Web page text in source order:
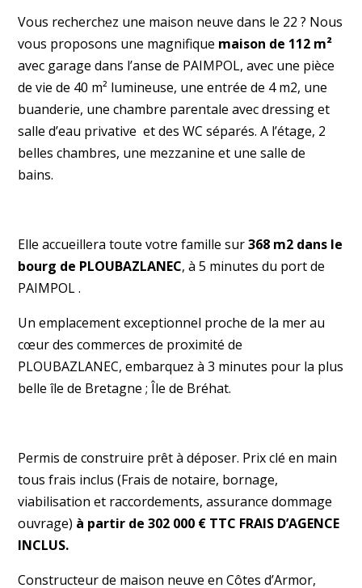
Vous recherchez une maison neuve dans le 22 ? Nous
vous proposons une magnifique maison de 112 m²
avec garage dans l’anse de PAIMPOL, avec une pièce
de vie de 40 m² lumineuse, une entrée de 4 m2, une
buanderie, une chambre parentale avec dressing et
salle d’eau privative et des WC séparés. A l’étage, 2
belles chambres, une mezzanine et une salle de
bains.
Elle accueillera toute votre famille sur368 m2 dans le
bourg de PLOUBAZLANEC, à 5 minutes du port de
PAIMPOL .
Un emplacement exceptionnel proche de la mer au
cœur des commerces de proximité de
PLOUBAZLANEC, embarquez à 3 minutes pour la plus
belle île de Bretagne ; Île de Bréhat.
Permis de construire prêt à déposer. Prix clé en main
tous frais inclus (Frais de notaire, bornage,
viabilisation et raccordements, assurance dommage
ouvrage) à partir de 302 000 € TTC FRAIS D’AGENCE
INCLUS.
Constructeur de maison neuve en Côtes d’Armor,